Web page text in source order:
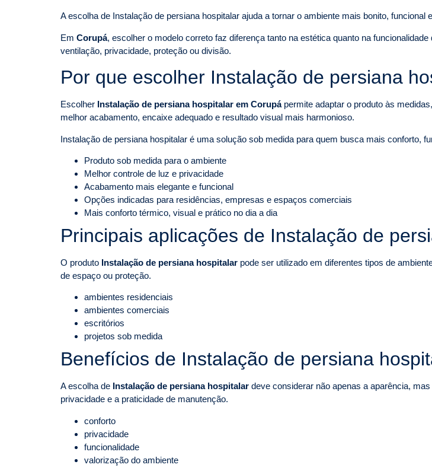
A escolha de Instalação de persiana hospitalar ajuda a tornar o ambiente mais bonito, funcional
Em Corupá, escolher o modelo correto faz diferença tanto na estética quanto na
ventilação, privacidade, proteção ou divisão.
Por que escolher Instalação de persiana
Escolher Instalação de persiana hospitalar em Corupápermite adaptar o produto às
melhor acabamento, encaixe adequado e resultado visual mais harmonioso.
Instalação de persiana hospitalar é uma solução sob medida para quem busca mais conforto,
Produto sob medida para o ambiente
Melhor controle de luz e privacidade
Acabamento mais elegante e funcional
Opções indicadas para residências, empresas e espaços comerciais
Mais conforto térmico, visual e prático no dia a dia
Principais aplicações de Instalação de
O produto Instalação de persiana hospitalar pode ser utilizado em diferentes tipos de
de espaço ou proteção.
ambientes residenciais
ambientes comerciais
escritórios
projetos sob medida
Benefícios de Instalação de persiana
A escolha de Instalação de persiana hospitalar deve considerar não apenas a aparência,
privacidade e a praticidade de manutenção.
conforto
privacidade
funcionalidade
valorização do ambiente